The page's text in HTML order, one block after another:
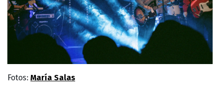
Fotos: María Salas